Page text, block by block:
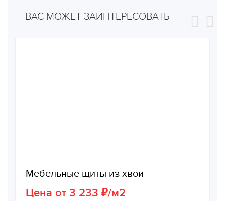
ВАС МОЖЕТ ЗАИНТЕРЕСОВАТЬ
Мебельные щиты из хвои
Цена от 3 233 ₽/м2